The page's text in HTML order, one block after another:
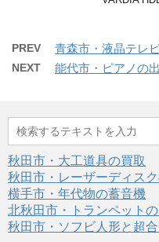
PREV 青森市・液晶テレ
NEXT 能代市・ピアノの
秋田市・大工道具の買取
秋田市・レーザーディス
横手市・年代物の蓄音機
北秋田市・トランペット
秋田市・ソフビ人形と超